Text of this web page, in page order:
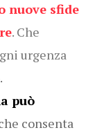
nuove sfide
. Che
urgenza
può
consenta